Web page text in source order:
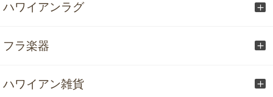
ハワイアンラグ
フラ楽器
ハワイアン雑貨